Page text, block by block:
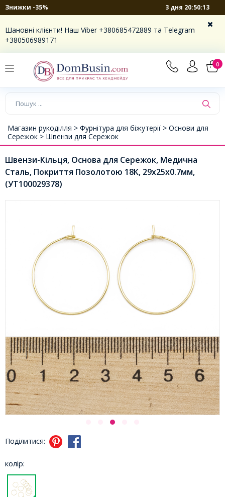
Знижки -35% 3 дня 20:50:13
Шановні клієнти! Наш Viber +380685472889 та Telegram
+380506989171
0
Магазин рукоділля > Фурнітура для біжутерії > Основи для
Сережок > Швензи для Сережок
Швензи-Кільця, Основа для Сережок, Медична
Сталь, Покриття Позолотою 18К, 29х25х0.7мм,
(УТ100029378)
Поділитися:
колір: